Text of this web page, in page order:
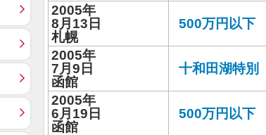
2005年
8月13日
札幌
500万円以下
2005年
7月9日
函館
十和田湖特別
2005年
6月19日
函館
500万円以下